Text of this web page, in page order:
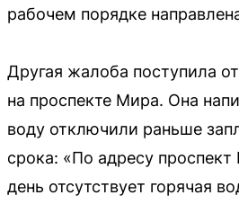
рабочем порядке
Другая жалоба поступила
на проспекте Мира. Она
воду отключили раньше
срока: «По адресу
день отсутствует горячая